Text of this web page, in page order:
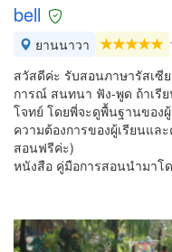
bell
ยานนาวา
สวัสดีค่ะ รับสอนภาษารัสเซี
การณ์ สนทนา ฟัง-พูด ถ้าเรี
โจทย์ โดยพี่จะดูพื้นฐานของ
ความต้องการของผู้เรียนแล
สอนฟรีค่ะ)​
หนังสือ คู่มือการสอนนำมาโ